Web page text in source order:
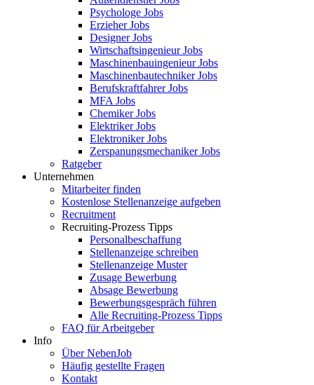
Psychologe Jobs
Erzieher Jobs
Designer Jobs
Wirtschaftsingenieur Jobs
Maschinenbauingenieur Jobs
Maschinenbautechniker Jobs
Berufskraftfahrer Jobs
MFA Jobs
Chemiker Jobs
Elektriker Jobs
Elektroniker Jobs
Zerspanungsmechaniker Jobs
Ratgeber
Unternehmen
Mitarbeiter finden
Kostenlose Stellenanzeige aufgeben
Recruitment
Recruiting-Prozess Tipps
Personalbeschaffung
Stellenanzeige schreiben
Stellenanzeige Muster
Zusage Bewerbung
Absage Bewerbung
Bewerbungsgespräch führen
Alle Recruiting-Prozess Tipps
FAQ für Arbeitgeber
Info
Über NebenJob
Häufig gestellte Fragen
Kontakt